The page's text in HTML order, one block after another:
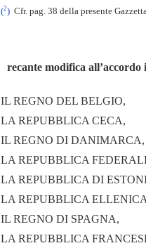
(2)Cfr. pag. 38 della presente
recante modifica
IL REGNO DEL BELGIO,
LA REPUBBLICA CECA,
IL REGNO DI DANIMARCA,
LA REPUBBLICA
LA REPUBBLICA DI
LA REPUBBLICA
IL REGNO DI SPAGNA,
LA REPUBBLICA